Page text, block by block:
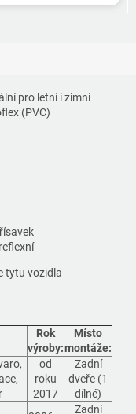
pro letní i zimní
(PVC)
tytu vozidla
Rok
výroby:
Místo
montáže:
od
roku
2017
Zadní
dveře (1
dílné)
Zadní